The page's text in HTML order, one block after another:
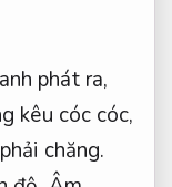
phát ra,
kêu cóc cóc,
chăng.